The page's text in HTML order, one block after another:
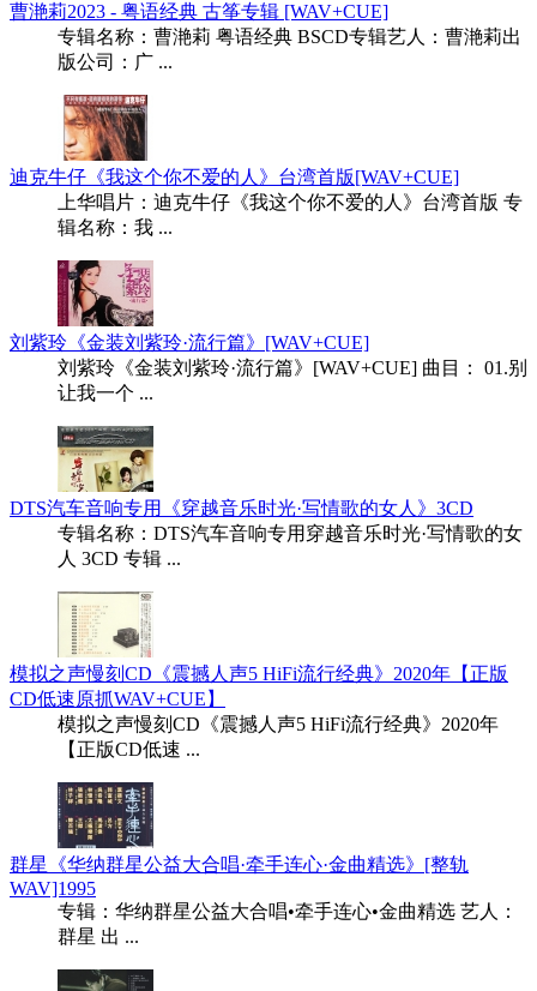
曹滟莉2023 - 粤语经典 古筝专辑 [WAV+CUE]
专辑名称：曹滟莉 粤语经典 BSCD专辑艺人：曹滟莉出
版公司：广 ...
迪克牛仔《我这个你不爱的人》台湾首版[WAV+CUE]
上华唱片：迪克牛仔《我这个你不爱的人》台湾首版 专
辑名称：我 ...
刘紫玲《金装刘紫玲·流行篇》[WAV+CUE]
刘紫玲《金装刘紫玲·流行篇》[WAV+CUE] 曲目： 01.别
让我一个 ...
DTS汽车音响专用《穿越音乐时光·写情歌的女人》3CD
专辑名称：DTS汽车音响专用穿越音乐时光·写情歌的女
人 3CD 专辑 ...
模拟之声慢刻CD《震撼人声5 HiFi流行经典》2020年【正版
CD低速原抓WAV+CUE】
模拟之声慢刻CD《震撼人声5 HiFi流行经典》2020年
【正版CD低速 ...
群星《华纳群星公益大合唱·牵手连心·金曲精选》[整轨
WAV]1995
专辑：华纳群星公益大合唱•牵手连心•金曲精选 艺人：
群星 出 ...